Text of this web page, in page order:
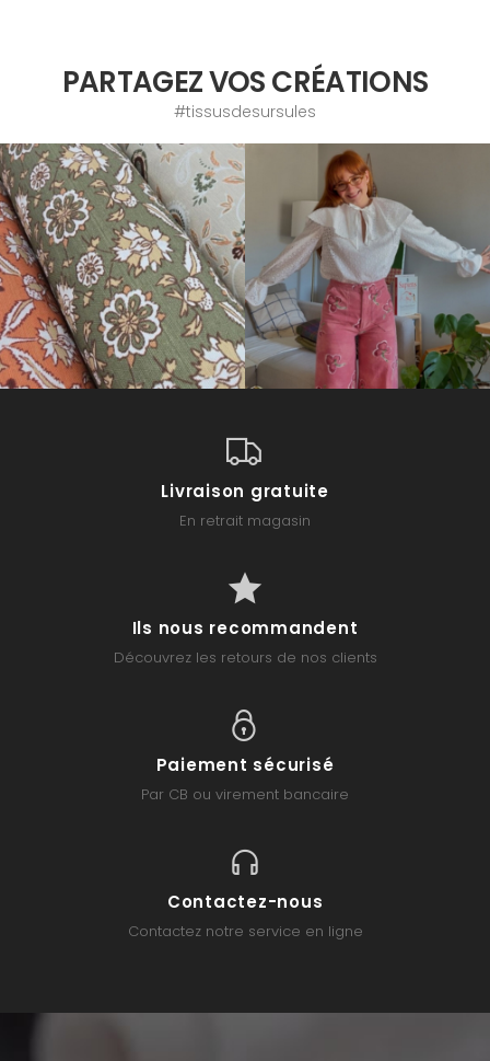
PARTAGEZ VOS CRÉATIONS
#tissusdesursules
Livraison gratuite
En retrait magasin
Ils nous recommandent
Découvrez les retours de nos clients
Paiement sécurisé
Par CB ou virement bancaire
Contactez-nous
Contactez notre service en ligne